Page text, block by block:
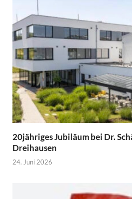
20jähriges Jubiläum bei Dr.
Dreihausen
24. Juni 2026